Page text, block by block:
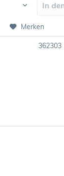
In
Merken
362303